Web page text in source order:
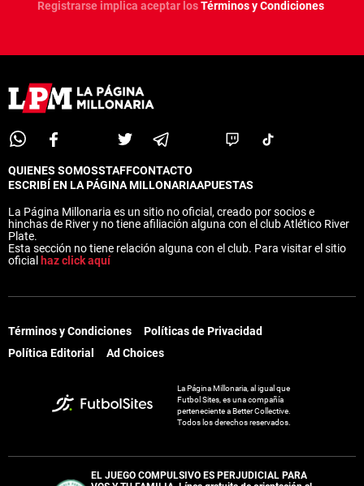
Registrarse implica aceptar losTérminos y Condiciones
QUIENES SOMOSSTAFFCONTACTO
ESCRIBÍ EN LA PÁGINA MILLONARIAAPUESTAS
La Página Millonaria es un sitio no oficial, creado por socios e
hinchas de River y no tiene afiliación alguna con el club Atlético River
Plate.
Esta sección no tiene relación alguna con el club. Para visitar el sitio
oficial haz click aquí
Términos y Condiciones
Políticas de Privacidad
Política Editorial
Ad Choices
La Página Millonaria, al igual que
Futbol Sites, es una compañía
perteneciente a Better Collective.
Todos los derechos reservados.
EL JUEGO COMPULSIVO ES PERJUDICIAL PARA